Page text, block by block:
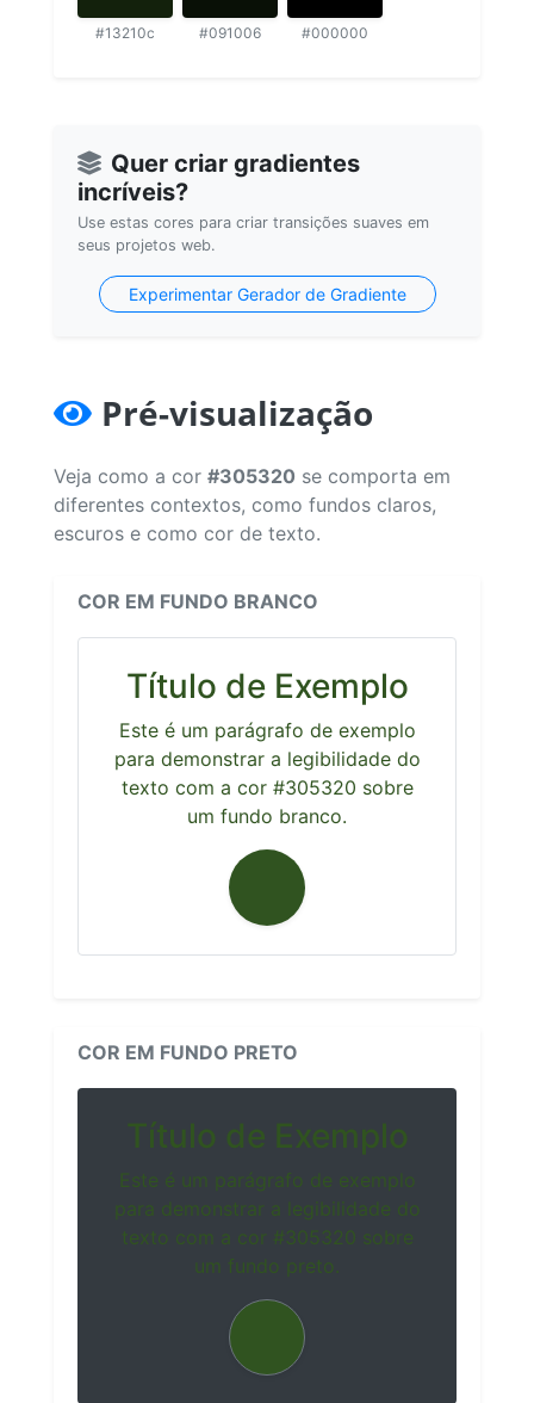
#13210c #091006 #000000
Quer criar gradientes
incríveis?
Use estas cores para criar transições suaves em
seus projetos web.
Experimentar Gerador de Gradiente
Pré-visualização
Veja como a cor #305320 se comporta em
diferentes contextos, como fundos claros,
escuros e como cor de texto.
COR EM FUNDO BRANCO
Título de Exemplo
Este é um parágrafo de exemplo
para demonstrar a legibilidade do
texto com a cor #305320 sobre
um fundo branco.
COR EM FUNDO PRETO
Título de Exemplo
Este é um parágrafo de exemplo
para demonstrar a legibilidade do
texto com a cor #305320 sobre
um fundo preto.